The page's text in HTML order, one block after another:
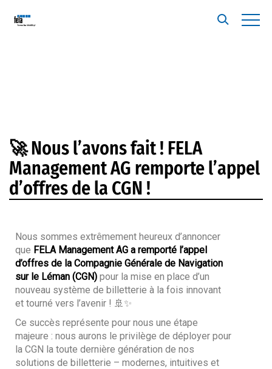
🚀 Nous l’avons fait ! FELA
Management AG remporte l’appel
d’offres de la CGN !
Nous sommes extrêmement heureux d’annoncer
que FELA Management AG a remporté l’appel
d’offres de la Compagnie Générale de Navigation
sur le Léman (CGN) pour la mise en place d’un
nouveau système de billetterie à la fois innovant
et tourné vers l’avenir ! 🚢✨
Ce succès représente pour nous une étape
majeure : nous aurons le privilège de déployer pour
la CGN la toute dernière génération de nos
solutions de billetterie – modernes, intuitives et